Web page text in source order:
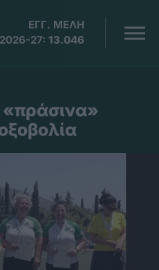
ΕΓΓ. ΜΕΛΗ
2026-27: 13.046
«πράσινα»